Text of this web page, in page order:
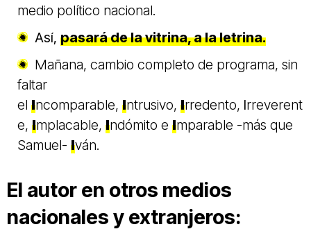
medio político nacional.
Así, pasará de la vitrina, a la letrina.
Mañana, cambio completo de programa, sin
faltar
el Incomparable, Intrusivo, Irredento, Irreverent
e, Implacable, Indómito e Imparable -más que
Samuel- Iván.
El autor en otros medios
nacionales y extranjeros: